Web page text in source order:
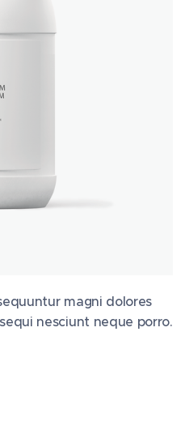
magni dolores
nesciunt neque porro.